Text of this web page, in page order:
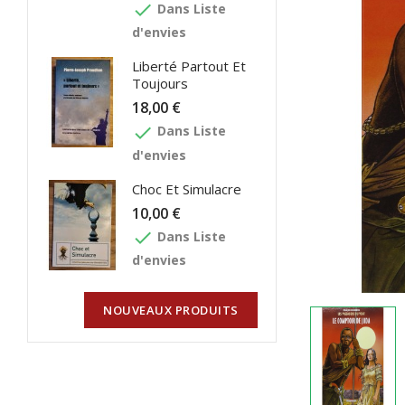
done Dans Liste
d'envies
Liberté Partout Et
Toujours
18,00 €
done Dans Liste
d'envies
Choc Et Simulacre
10,00 €
done Dans Liste
d'envies
NOUVEAUX PRODUITS